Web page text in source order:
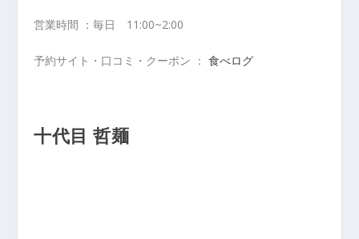
営業時間 ：毎日 11:00~2:00
予約サイト・口コミ・クーポン ： 食べログ
十代目 哲麺